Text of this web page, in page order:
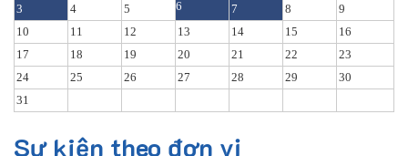
3
4 5 6 7 8
9
10
11 12 13 14 15
16
17
18 19 20 21 22
23
24
25 26 27 28 29
30
31
Sự kiện theo đơn vị